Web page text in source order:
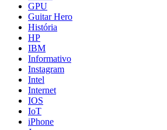
GPU
Guitar Hero
História
HP
IBM
Informativo
Instagram
Intel
Internet
IOS
IoT
iPhone